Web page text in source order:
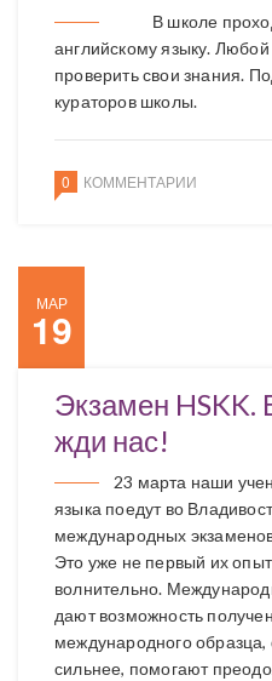
В школе
английскому языку.
проверить свои знания.
кураторов школы.
0 КОММЕНТАРИИ
МАР
19
Экзамен HSKK.
жди нас!
23 марта наши
языка поедут во
международных
Это уже не первый их
волнительно.
дают возможность
международного образца,
сильнее, помогают